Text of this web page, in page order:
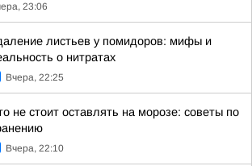
23:06
листьев у помидоров: мифы и
о нитратах
Вчера, 22:25
не стоит оставлять на морозе: советы по
Вчера, 22:10